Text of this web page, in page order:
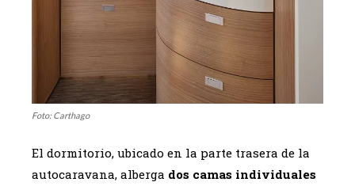
Foto: Carthago
El dormitorio, ubicado en la parte trasera de la
autocaravana, alberga dos camas individuales